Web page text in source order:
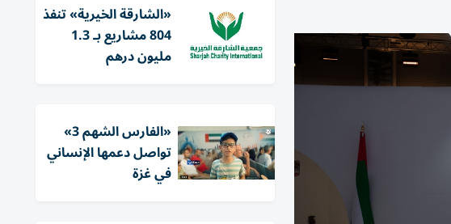
«الشارقة الخيرية» تنفذ
804 مشاريع بـ 1.3
مليون درهم
«الفارس الشهم 3»
تواصل دعمها الإنساني
في غزة